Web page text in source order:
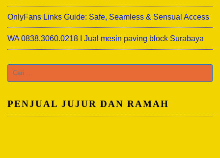
OnlyFans Links Guide: Safe, Seamless & Sensual Access
WA 0838.3060.0218 I Jual mesin paving block Surabaya
PENJUAL JUJUR DAN RAMAH